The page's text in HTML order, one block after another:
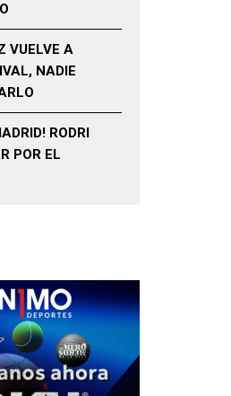
VUELVE A
NADIE
RODRI
POR EL